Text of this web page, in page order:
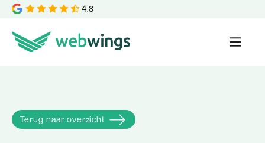
4.8
Terug naar overzicht